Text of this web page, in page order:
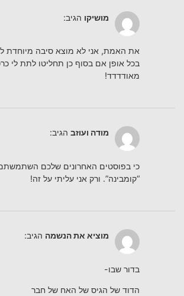
מושיקו הגיב:
את האמת, אני לא מוצא סיבה מיוחדת
בכל אופן אם בסוף כן תחליטו לתת לי
מאודדדד!
מודה ועוזב הגיב:
כי בפוסטים האחרונים שלכם השתמשתם
“קומבינה”. ורק אני עליתי על זה!
מוציא את הנשמה הגיב:
בדור שבו-
הדוד של הגיס של האח של חבר